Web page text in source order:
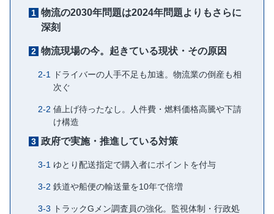
物流の2030年問題は2024年問題よりもさらに
深刻
物流現場の今。起きている現状・その原因
ドライバーの人手不足も加速。物流業の倒産も相
次ぐ
値上げ待ったなし。人件費・燃料価格高騰や下請
け構造
政府で実施・推進している対策
ゆとり配送指定で購入者にポイントを付与
鉄道や船便の輸送量を10年で倍増
トラックGメン調査員の強化。監視体制・行政処